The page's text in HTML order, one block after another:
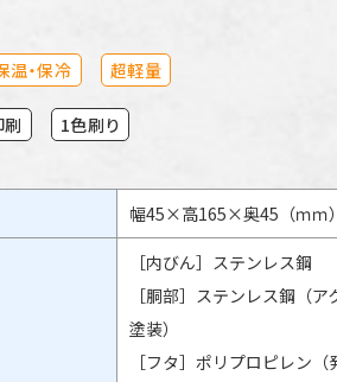
温・保冷 超軽量
1色刷り
幅45×高165×奥45（ｍｍ）
［内びん］ステンレス鋼
［胴部］ステンレス鋼（ア
塗装）
［フタ］ポリプロピレン（